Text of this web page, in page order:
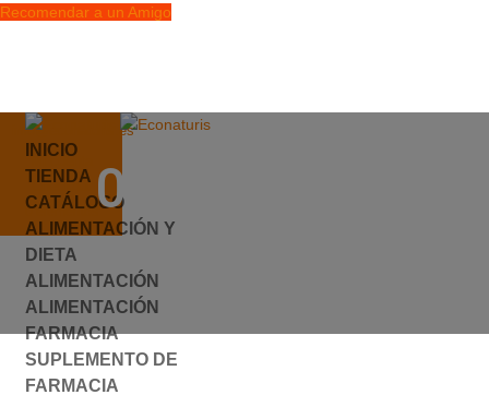
Recomendar a un Amigo
info@econaturis.es
Mi cuenta
Checkout
0 elementos
INICIO
TIENDA
CATÁLOGO
ALIMENTACIÓN Y
DIETA
ALIMENTACIÓN
ALIMENTACIÓN
FARMACIA
SUPLEMENTO DE
FARMACIA
086131.JPG